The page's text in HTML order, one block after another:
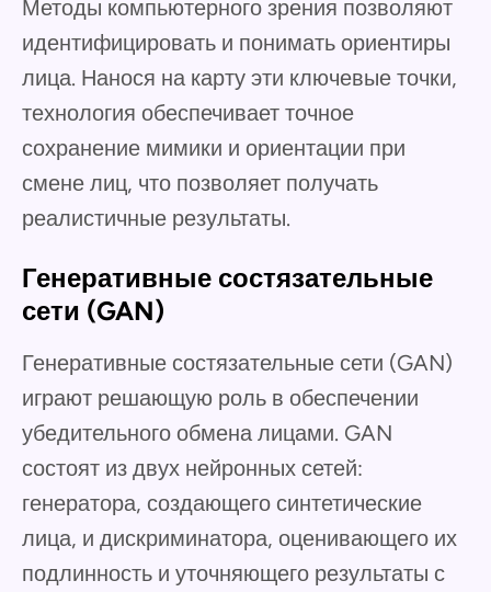
Методы компьютерного зрения позволяют
идентифицировать и понимать ориентиры
лица. Нанося на карту эти ключевые точки,
технология обеспечивает точное
сохранение мимики и ориентации при
смене лиц, что позволяет получать
реалистичные результаты.
Генеративные состязательные
сети (GAN)
Генеративные состязательные сети (GAN)
играют решающую роль в обеспечении
убедительного обмена лицами. GAN
состоят из двух нейронных сетей:
генератора, создающего синтетические
лица, и дискриминатора, оценивающего их
подлинность и уточняющего результаты с